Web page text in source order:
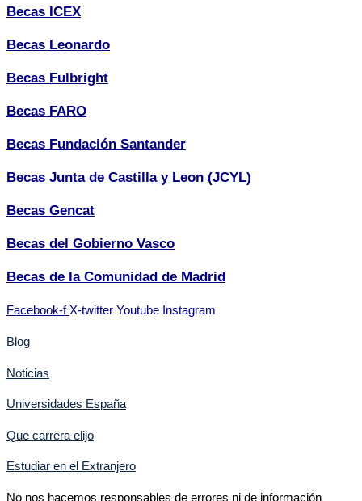
Becas ICEX
Becas Leonardo
Becas Fulbright
Becas FARO
Becas Fundación Santander
Becas Junta de Castilla y Leon (JCYL)
Becas Gencat
Becas del Gobierno Vasco
Becas de la Comunidad de Madrid
Facebook-f X-twitter Youtube Instagram
Blog
Noticias
Universidades España
Que carrera elijo
Estudiar en el Extranjero
No nos hacemos responsables de errores ni de información